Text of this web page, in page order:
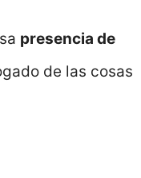
presencia de
de las cosas